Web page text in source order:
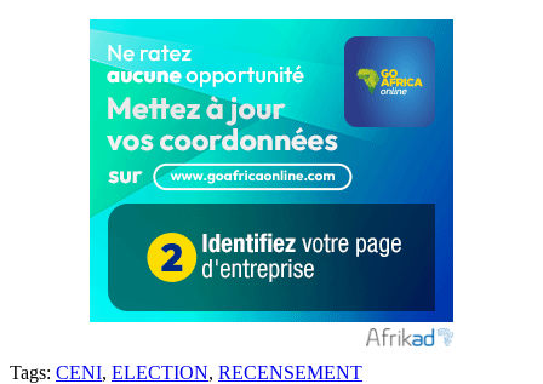
Tags: CENI, ELECTION, RECENSEMENT